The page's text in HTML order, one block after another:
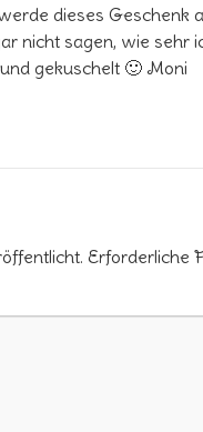
dieses Geschenk
nicht sagen, wie sehr
gekuschelt 🙂 Moni
Erforderliche